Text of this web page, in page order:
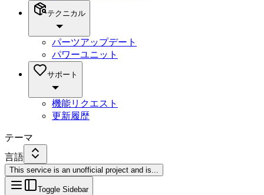
テクニカル
パーツアップデート
パワーユニット
サポート
機能リクエスト
更新履歴
テーマ
言語
This service is an unofficial project and is...
Toggle Sidebar